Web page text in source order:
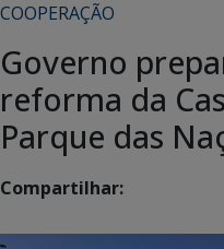
COOPERAÇÃO
Governo
reforma da
Parque das
Compartilhar: